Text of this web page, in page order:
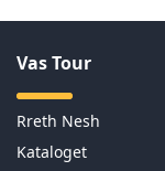
Vas Tour
Rreth Nesh
Kataloget